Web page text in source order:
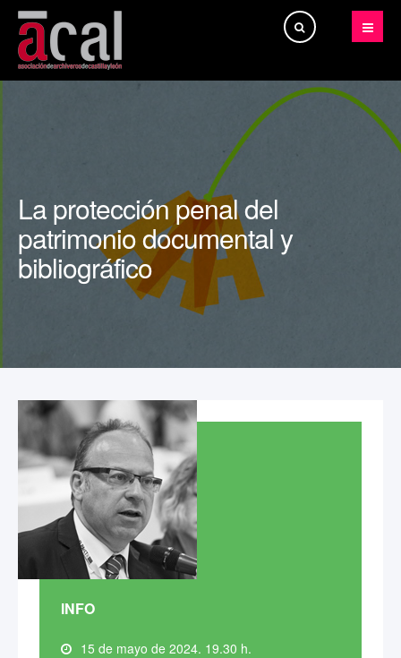
Buscar...
La protección penal del
patrimonio documental y
bibliográfico
INFO
15 de mayo de 2024. 19.30 h.